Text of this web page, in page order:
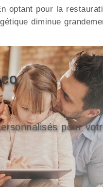
optant pour la
diminue
pour